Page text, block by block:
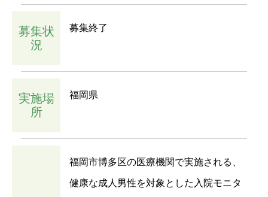
募集状
況
募集終了
実施場
所
福岡県
福岡市博多区の医療機関で実施される、
健康な成人男性を対象とした入院モニタ